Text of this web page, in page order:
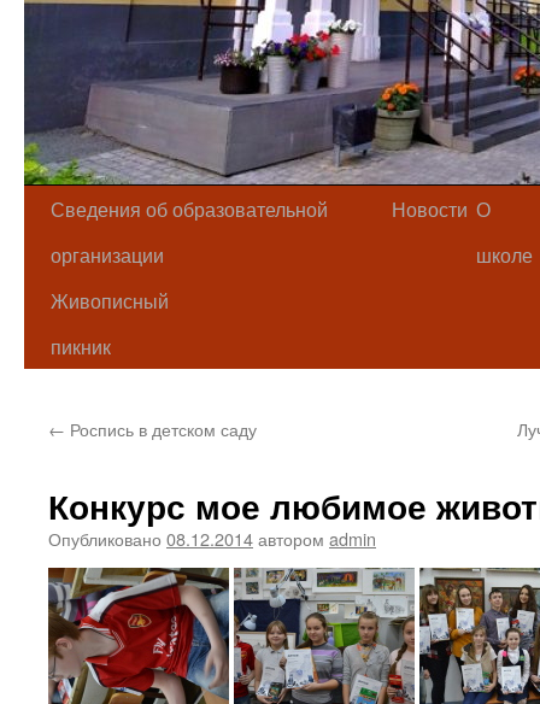
Сведения об образовательной
организации
Новости О
школе
Живописный
пикник
← Роспись в детском саду
Конкурс мое любимое
Опубликовано 08.12.2014автором admin